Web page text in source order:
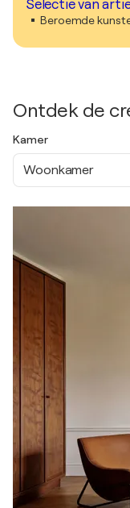
Selectie van
Beroemde
Ontdek de
Kamer
Woonkamer